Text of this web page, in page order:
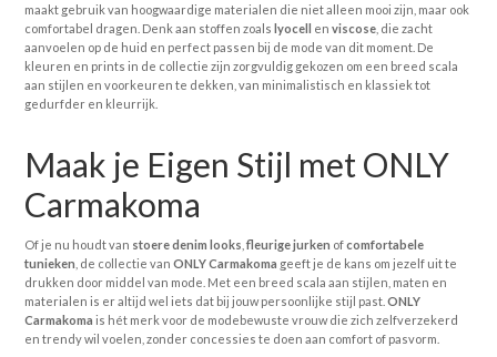
maakt gebruik van hoogwaardige materialen die niet alleen mooi zijn, maar ook
comfortabel dragen. Denk aan stoffen zoalslyocell enviscose , die zacht
aanvoelen op de huid en perfect passen bij de mode van dit moment. De
kleuren en prints in de collectie zijn zorgvuldig gekozen om een breed scala
aan stijlen en voorkeuren te dekken, van minimalistisch en klassiek tot
gedurfder en kleurrijk.
Maak je Eigen Stijl met ONLY
Carmakoma
Of je nu houdt van stoere denim looks ,fleurige jurken ofcomfortabele
tunieken , de collectie vanONLY Carmakoma geeft je de kans om jezelf uit te
drukken door middel van mode. Met een breed scala aan stijlen, maten en
materialen is er altijd wel iets dat bij jouw persoonlijke stijl past.ONLY
Carmakoma is hét merk voor de modebewuste vrouw die zich zelfverzekerd
en trendy wil voelen, zonder concessies te doen aan comfort of pasvorm.